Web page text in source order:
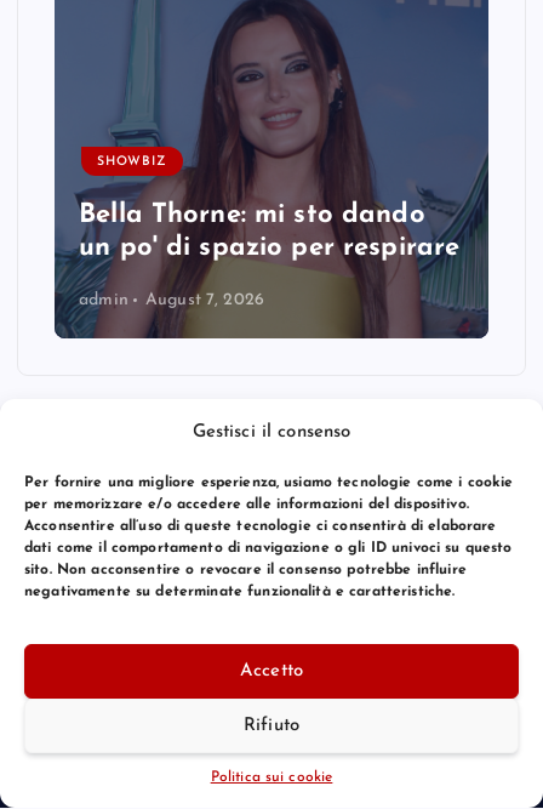
Gestisci il consenso
Per fornire una migliore esperienza, usiamo tecnologie come i cookie
per memorizzare e/o accedere alle informazioni del dispositivo.
Acconsentire all’uso di queste tecnologie ci consentirà di elaborare
dati come il comportamento di navigazione o gli ID univoci su questo
sito. Non acconsentire o revocare il consenso potrebbe influire
negativamente su determinate funzionalità e caratteristiche.
Accetto
Rifiuto
Politica sui cookie
SHOWBIZ
Bella Thorne: mi sto dando
un po' di spazio per respirare
admin August 7, 2026